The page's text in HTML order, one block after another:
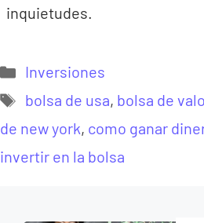
inquietudes.
Categorías
Inversiones
Etiquetas
bolsa de usa, bolsa de
de new york, como ganar
invertir en la bolsa